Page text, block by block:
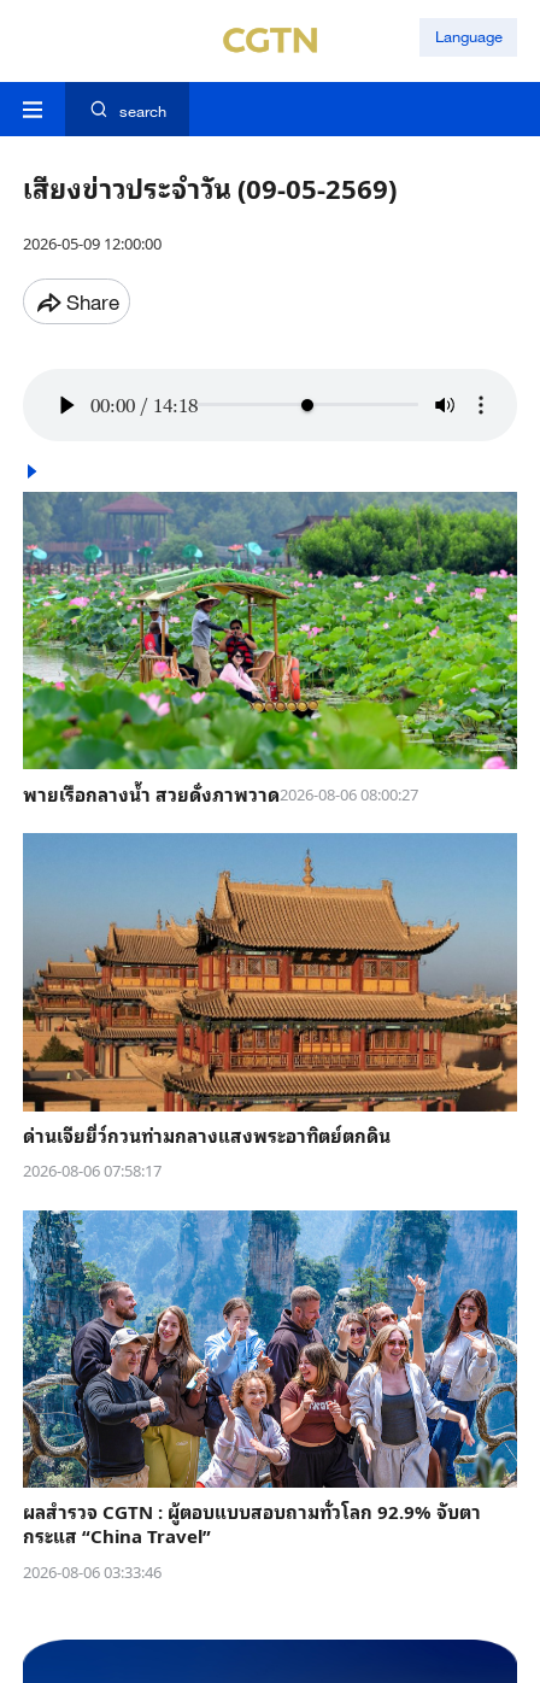
Language
search
เสียงข่าวประจำวัน (09-05-2569)
2026-05-09 12:00:00
Share
00:00 / 14:18
พายเรือกลางน้ำ สวยดั่งภาพวาด2026-08-06 08:00:27
ด่านเจียยี่ว์กวนท่ามกลางแสงพระอาทิตย์ตกดิน
2026-08-06 07:58:17
ผลสำรวจ CGTN : ผู้ตอบแบบสอบถามทั่วโลก 92.9% จับตา
กระแส “China Travel”
2026-08-06 03:33:46